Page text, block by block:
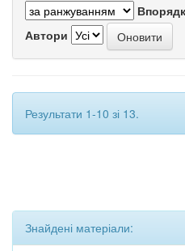
Автори
Результати 1-10 зі 13.
Знайдені матеріали: